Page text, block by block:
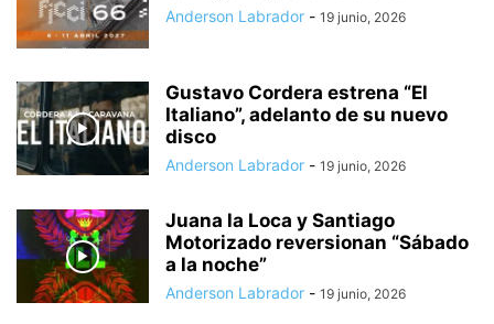
Anderson Labrador - 19 junio, 2026
Gustavo Cordera estrena “El
Italiano”, adelanto de su nuevo
disco
Anderson Labrador - 19 junio, 2026
Juana la Loca y Santiago
Motorizado reversionan “Sábado
a la noche”
Anderson Labrador - 19 junio, 2026